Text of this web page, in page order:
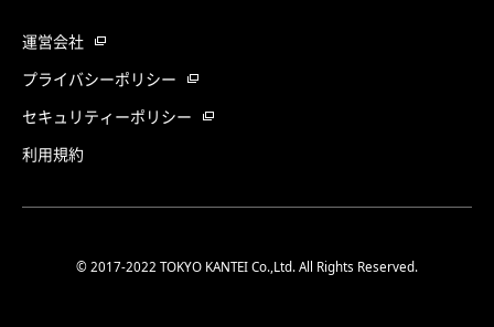
運営会社
プライバシーポリシー
セキュリティーポリシー
利用規約
© 2017-2022 TOKYO KANTEI Co.,Ltd. All Rights Reserved.